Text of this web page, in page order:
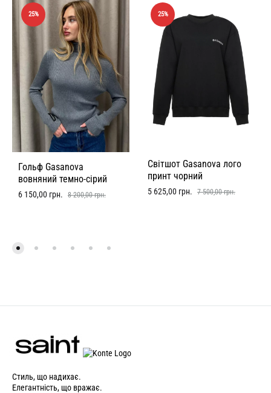
25%
Гольф Gasanova
вовняний темно-сірий
6 150,00 грн. 8 200,00грн.
25%
Світшот Gasanova лого
принт чорний
5 625,00 грн. 7 500,00грн.
Стиль, що надихає.
Елегантність, що вражає.